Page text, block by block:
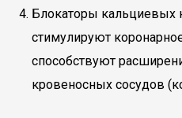
Блокаторы кальциевых
стимулируют
способствуют
кровеносных сосудов